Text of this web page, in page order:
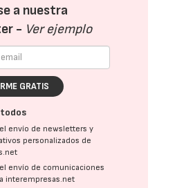
a nuestra
- Ver ejemplo
GRATIS
envío de newsletters y
personalizados de
envío de comunicaciones
interempresas.net